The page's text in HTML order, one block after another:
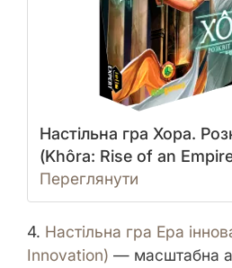
Настільна гра Хора.
(Khôra: Rise of an
Переглянути
4. Настільна гра Ера
Innovation) — масштабна